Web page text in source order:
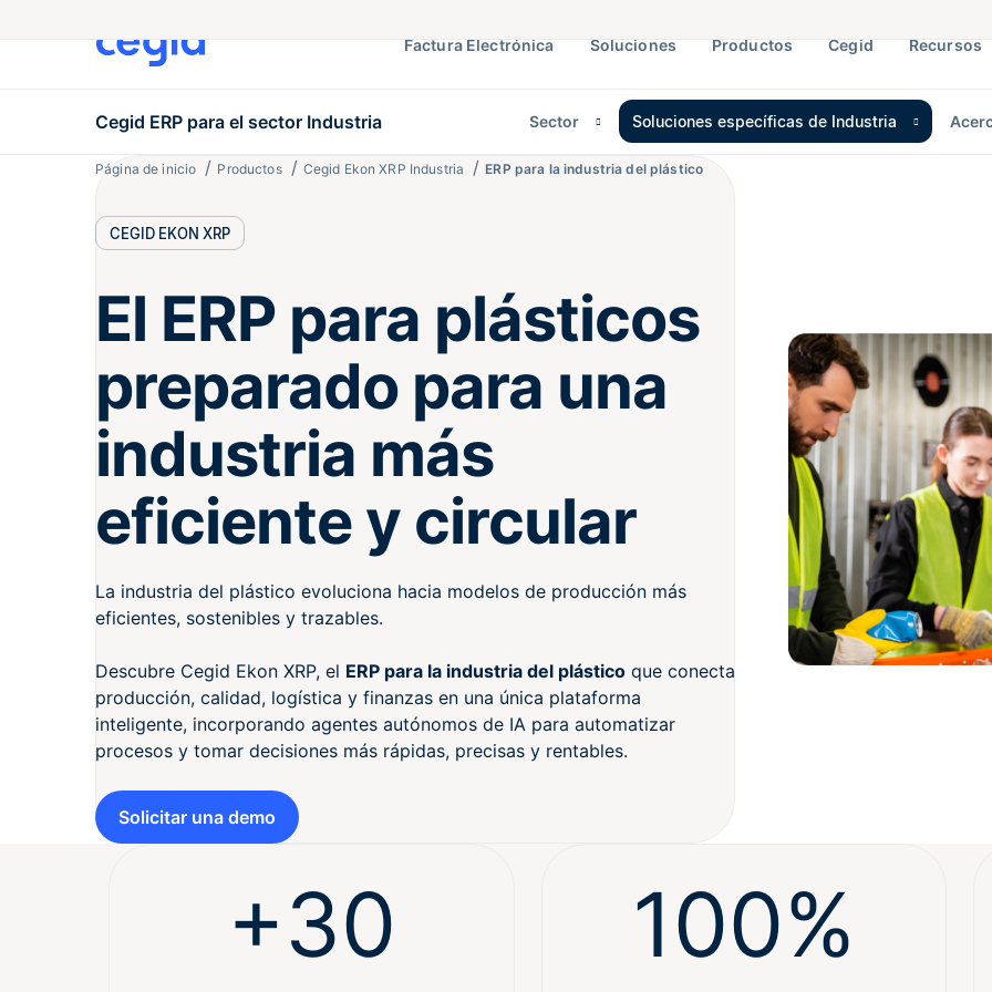
Factura Electrónica Soluciones Productos Cegid Recursos
Cegid ERP para el sector Industria Sector Soluciones específicas de Industria
Página de inicio Productos Cegid Ekon XRP Industria ERP para la industria del plástico
CEGID EKON XRP
El ERP para plásticos
preparado para una
industria más
eficiente y circular
La industria del plástico evoluciona hacia modelos de producción más
eficientes, sostenibles y trazables.
Descubre Cegid Ekon XRP, el ERP para la industria del plástico que conecta
producción, calidad, logística y finanzas en una única plataforma
inteligente, incorporando agentes autónomos de IA para automatizar
procesos y tomar decisiones más rápidas, precisas y rentables.
Solicitar una demo
+30 100%